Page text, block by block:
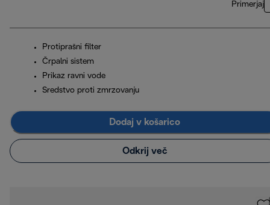
Primerjaj
Protiprašni filter
Črpalni sistem
Prikaz ravni vode
Sredstvo proti zmrzovanju
Dodaj v košarico
Odkrij več